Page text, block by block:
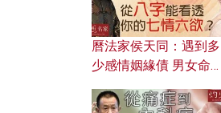
曆法家侯天同：遇到多
少感情姻緣債 男女命途
的七情六欲？